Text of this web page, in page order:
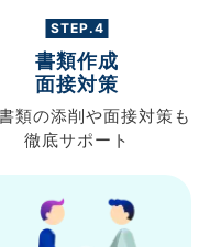
STEP.4
書類作成
面接対策
類の添削や面接対策も
徹底サポート